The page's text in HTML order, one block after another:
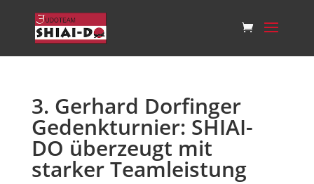
3. Gerhard Dorfinger
Gedenkturnier: SHIAI-
DO überzeugt mit
starker Teamleistung